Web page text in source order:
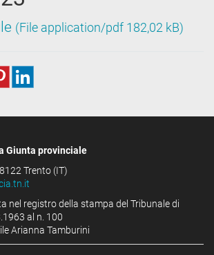
(File application/pdf 182,02 kB)
Giunta provinciale
Trento (IT)
nel registro della stampa del Tribunale di
al n. 100
Arianna Tamburini